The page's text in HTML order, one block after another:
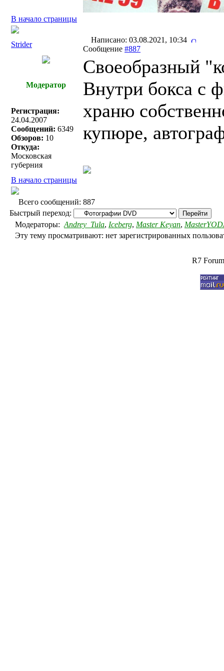
В начало страницы
Strider
Написано: 03.08.2021, 10:34
Сообщение #887
Модератор
Регистрация:
24.04.2007
Сообщений: 6349
Обзоров: 10
Откуда:
Московская
губерния
Своеобразный
Внутри бокса с
храню
купюре,
В начало страницы
Всего сообщений: 887
Быстрый переход:
Модераторы: Andrey_Tula, Iceberg, Master Keyan,
Эту тему просматривают: нет зарегистрированных
R7